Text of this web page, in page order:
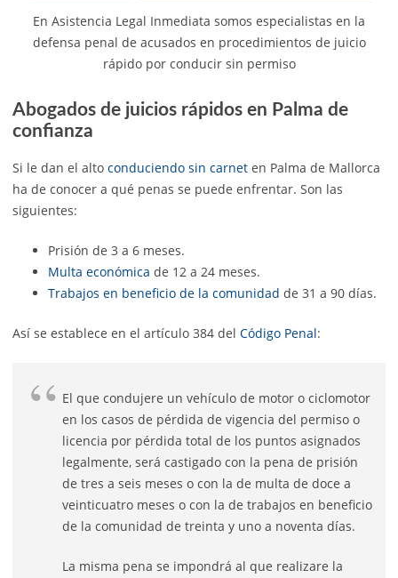
En Asistencia Legal Inmediata somos especialistas en la
defensa penal de acusados en procedimientos de juicio
rápido por conducir sin permiso
Abogados de juicios rápidos en Palma de
confianza
Si le dan el alto conduciendo sin carnet en Palma de Mallorca
ha de conocer a qué penas se puede enfrentar. Son las
siguientes:
Prisión de 3 a 6 meses.
Multa económica de 12 a 24 meses.
Trabajos en beneficio de la comunidad de 31 a 90 días.
Así se establece en el artículo 384 del Código Penal:
El que condujere un vehículo de motor o ciclomotor
en los casos de pérdida de vigencia del permiso o
licencia por pérdida total de los puntos asignados
legalmente, será castigado con la pena de prisión
de tres a seis meses o con la de multa de doce a
veinticuatro meses o con la de trabajos en beneficio
de la comunidad de treinta y uno a noventa días.
La misma pena se impondrá al que realizare la